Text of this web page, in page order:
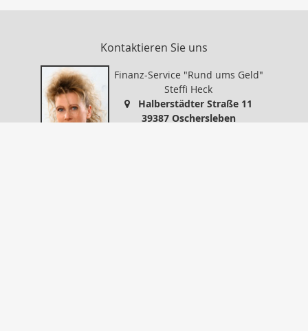
Kontaktieren Sie uns
Finanz-Service "Rund ums Geld"
Steffi Heck
Halberstädter Straße 11
39387 Oschersleben